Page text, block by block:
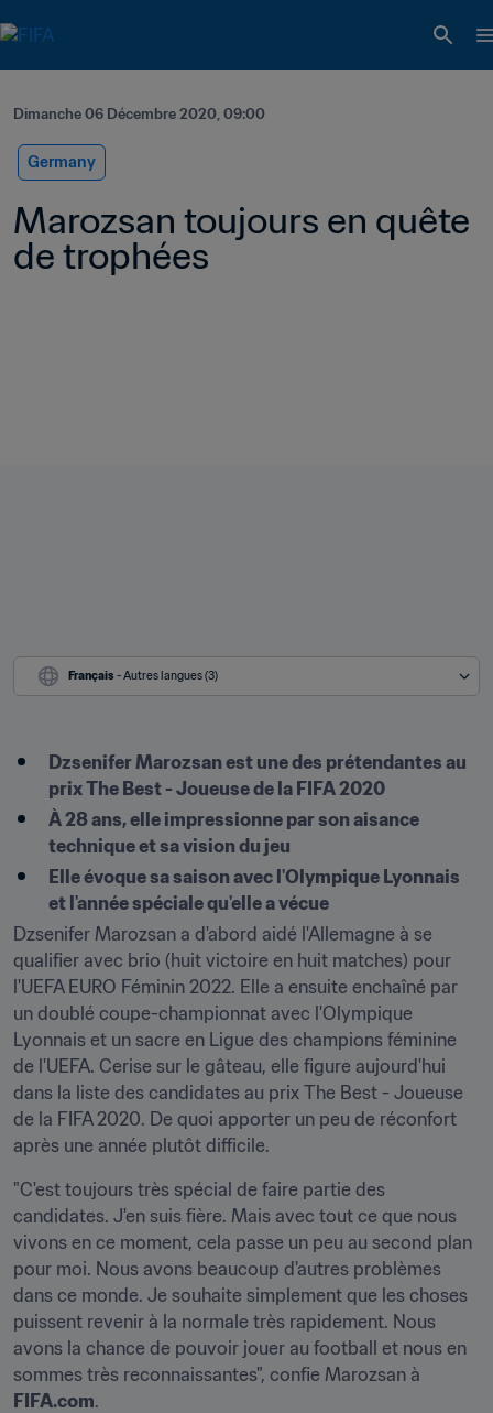
Dimanche 06 Décembre 2020, 09:00
Germany
Marozsan toujours en quête
de trophées
Français - Autres langues (3)
Dzsenifer Marozsan est une des prétendantes au
prix The Best - Joueuse de la FIFA 2020
À 28 ans, elle impressionne par son aisance
technique et sa vision du jeu
Elle évoque sa saison avec l'Olympique Lyonnais
et l'année spéciale qu'elle a vécue
Dzsenifer Marozsan a d'abord aidé l'Allemagne à se
qualifier avec brio (huit victoire en huit matches) pour
l'UEFA EURO Féminin 2022. Elle a ensuite enchaîné par
un doublé coupe-championnat avec l'Olympique
Lyonnais et un sacre en Ligue des champions féminine
de l'UEFA. Cerise sur le gâteau, elle figure aujourd'hui
dans la liste des candidates au prix The Best - Joueuse
de la FIFA 2020. De quoi apporter un peu de réconfort
après une année plutôt difficile.
"C'est toujours très spécial de faire partie des
candidates. J'en suis fière. Mais avec tout ce que nous
vivons en ce moment, cela passe un peu au second plan
pour moi. Nous avons beaucoup d'autres problèmes
dans ce monde. Je souhaite simplement que les choses
puissent revenir à la normale très rapidement. Nous
avons la chance de pouvoir jouer au football et nous en
FIFA.com.